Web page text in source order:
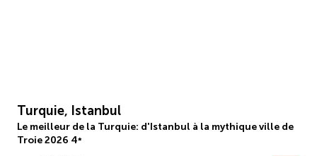
Turquie, Istanbul
Le meilleur de la Turquie: d'Istanbul à la mythique ville de
Troie 2026 4*